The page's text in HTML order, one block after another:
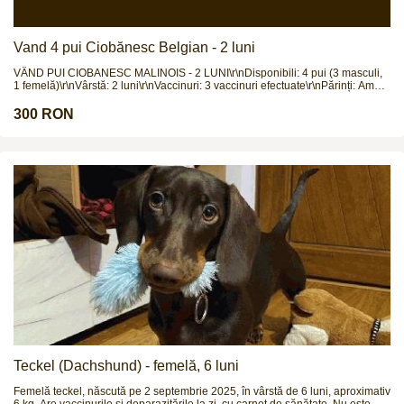
Vand 4 pui Ciobănesc Belgian - 2 luni
VÂND PUI CIOBANESC MALINOIS - 2 LUNI\r\nDisponibili: 4 pui (3 masculi,
1 femelă)\r\nVârstă: 2 luni\r\nVaccinuri: 3 vaccinuri efectuate\r\nPărinți: Ambii
300 EUR (negociabil)\r\nLocație: Sibiu\r\nCățeluși sănătoși, socializați, ideali
300 RON
Teckel (Dachshund) - femelă, 6 luni
Femelă teckel, născută pe 2 septembrie 2025, în vârstă de 6 luni, aproximativ